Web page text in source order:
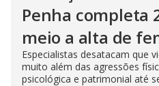
Penha completa
meio a alta de
Especialistas desatacam que
muito além das agressões
psicológica e patrimonial até